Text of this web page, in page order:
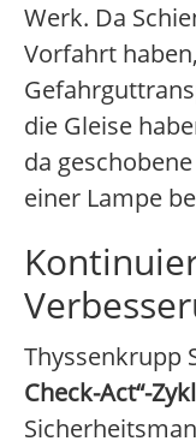
Werk. Da
Vorfahrt
die Gleise
da
einer Lampe
Thyssenkrupp
Check-Act“-